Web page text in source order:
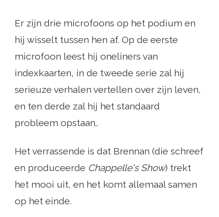
Er zijn drie microfoons op het podium en
hij wisselt tussen hen af. Op de eerste
microfoon leest hij oneliners van
indexkaarten, in de tweede serie zal hij
serieuze verhalen vertellen over zijn leven,
en ten derde zal hij het standaard
probleem opstaan..
Het verrassende is dat Brennan (die schreef
en produceerde Chappelle's Show) trekt
het mooi uit, en het komt allemaal samen
op het einde.